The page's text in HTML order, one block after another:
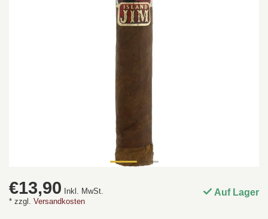
€13,90
Inkl. MwSt.
* zzgl. Versandkosten
Auf Lager